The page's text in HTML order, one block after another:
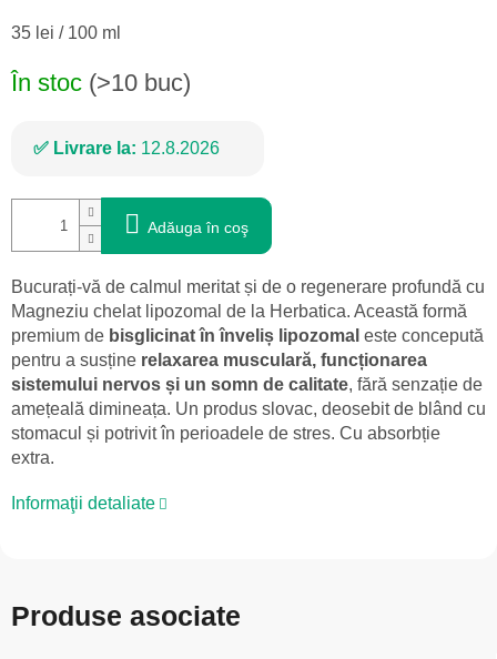
Evaluare
35 lei / 100 ml
În stoc (>10 buc)
Livrare la: 12.8.2026
Adăuga în coş
Bucurați-vă de calmul meritat și de o regenerare profundă cu
Magneziu chelat lipozomal de la Herbatica. Această formă
premium de bisglicinat în înveliș lipozomal este concepută
pentru a susține relaxarea musculară, funcționarea
sistemului nervos și un somn de calitate, fără senzație de
amețeală dimineața. Un produs slovac, deosebit de blând cu
stomacul și potrivit în perioadele de stres. Cu absorbție
extra.
Informaţii detaliate
Produse asociate